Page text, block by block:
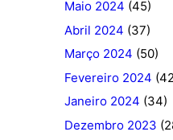
Maio 2024 (45)
Abril 2024 (37)
Março 2024 (50)
Fevereiro 2024
Janeiro 2024 (34)
Dezembro 2023